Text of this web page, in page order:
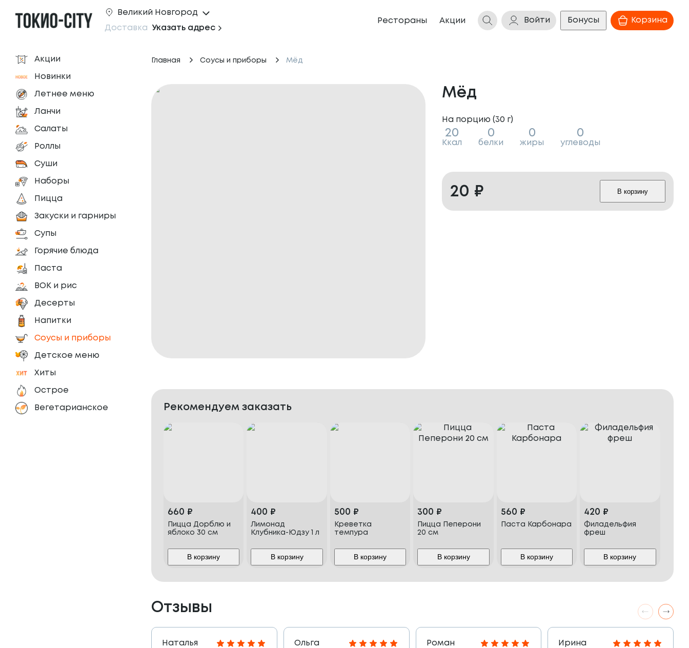
Великий Новгород
Доставка Указать адрес
Рестораны Акции Войти Бонусы Корзина
Акции
Новинки
Летнее меню
Ланчи
Салаты
Роллы
Суши
Наборы
Пицца
Закуски и гарниры
Супы
Горячие блюда
Паста
ВОК и рис
Десерты
Напитки
Соусы и приборы
Детское меню
Хиты
Острое
Вегетарианское
Главная Соусы и приборы Мёд
Мёд
На порцию (30 г)
20
Ккал
0
белки
0
жиры
0
углеводы
20 ₽ В корзину
Рекомендуем заказать
660 ₽
Пицца Дорблю и
яблоко 30 см
В корзину
400 ₽
Лимонад
Клубника-Юдзу 1 л
В корзину
500 ₽
Креветка
темпура
В корзину
300 ₽
Пицца Пеперони
20 см
В корзину
560 ₽
Паста Карбонара
В корзину
420 ₽
Филадельфия
фреш
В корзину
Отзывы
Наталья Ольга Роман Ирина